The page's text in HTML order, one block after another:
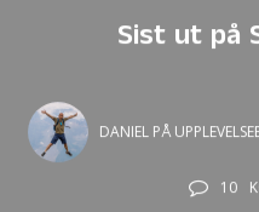
Sist ut på
DANIEL PÅ
10